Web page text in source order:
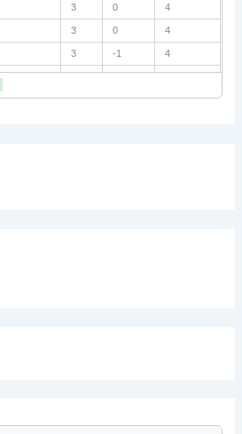
3 0 4
3 0 4
3 -1 4
3 -2 4
3 -1 3